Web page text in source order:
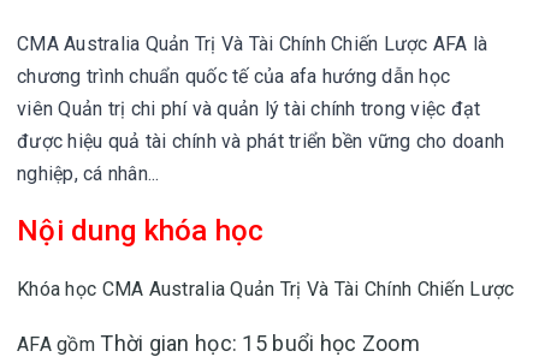
CMA Australia Quản Trị Và Tài Chính Chiến Lược AFA là
chương trình chuẩn quốc tế của afa hướng dẫn học
viênQuản trị chi phí và quản lý tài chính trong việc đạt
được hiệu quả tài chính và phát triển bền vững cho doanh
nghiệp, cá nhân...
Nội dung khóa học
Khóa học CMA Australia Quản Trị Và Tài Chính Chiến Lược
AFA gồm Thời gian học: 15 buổi học Zoom